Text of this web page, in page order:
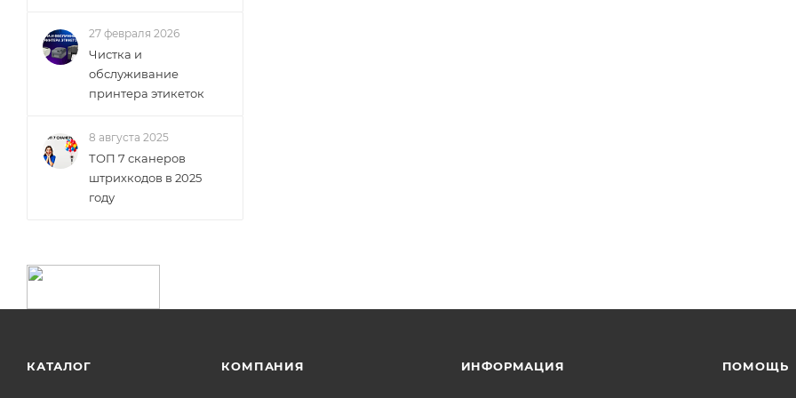
27 февраля 2026
Чистка и
обслуживание
принтера этикеток
8 августа 2025
ТОП 7 сканеров
штрихкодов в 2025
году
КАТАЛОГ КОМПАНИЯ ИНФОРМАЦИЯ ПОМОЩЬ